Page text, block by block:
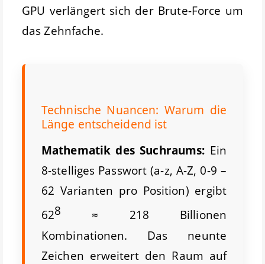
GPU verlängert sich der Brute-Force um
das Zehnfache.
Technische Nuancen: Warum die
Länge entscheidend ist
Mathematik des Suchraums: Ein
8-stelliges Passwort (a-z, A-Z, 0-9 –
62 Varianten pro Position) ergibt
628 ≈ 218 Billionen
Kombinationen. Das neunte
Zeichen erweitert den Raum auf